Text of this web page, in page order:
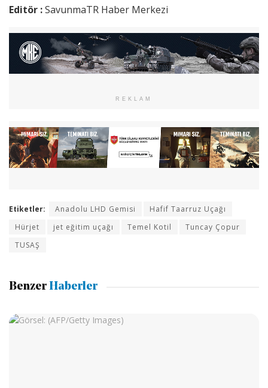
Editör :SavunmaTR Haber Merkezi
REKLAM
Etiketler: Anadolu LHD Gemisi
Hafif Taarruz Uçağı
Hürjet
jet eğitim uçağı Temel Kotil
Tuncay Çopur
TUSAŞ
Benzer Haberler